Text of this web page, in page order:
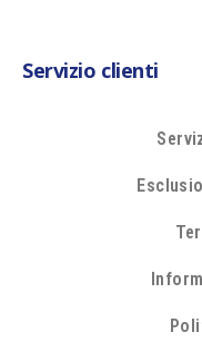
Servizio clienti